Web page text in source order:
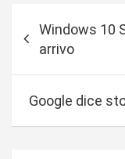
Windows 10
arrivo
Google dice